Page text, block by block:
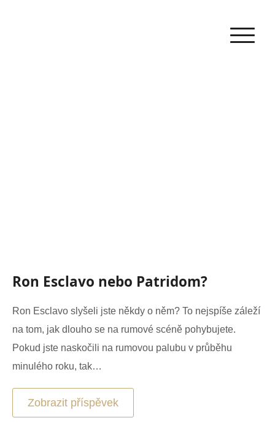
Ron Esclavo nebo Patridom?
Ron Esclavo slyšeli jste někdy o něm? To nejspíše záleží
na tom, jak dlouho se na rumové scéně pohybujete.
Pokud jste naskočili na rumovou palubu v průběhu
minulého roku, tak…
Zobrazit příspěvek